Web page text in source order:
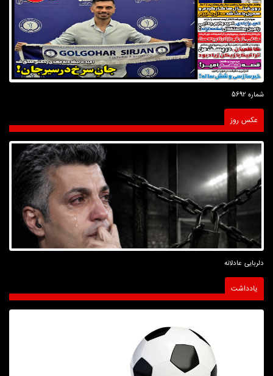
شماره 5692
عکس روز
دلربایی عادلانه
یادداشت